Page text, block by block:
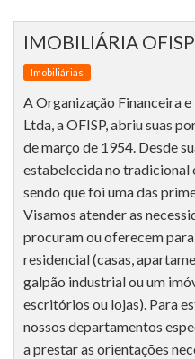
IMOBILIÁRIA OFISP
Imobiliárias
A Organização Financeira
Ltda, a OFISP, abriu suas
de março de 1954. Desde
estabelecida no tradicional
sendo que foi uma das
Visamos atender as
procuram ou oferecem
residencial (casas,
galpão industrial ou um
escritórios ou lojas). Para
nossos departamentos
a prestar as orientações